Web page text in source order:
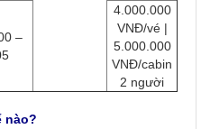
–
4.000.000
VNĐ/vé |
5.000.000
VNĐ/cabin
2 người
nào?